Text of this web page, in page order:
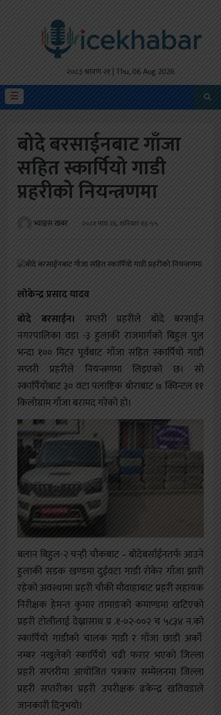
२०८३ श्रावण २१ | Thu, 06 Aug 2026
☰
मैथिली
प्रदेश
अर्थतंत्र
खेलकुद
बोदे बरसाईनबाट गाँजा
सहित स्कार्पियो गाडी
प्रहरीको नियन्त्रणमा
भ्वाइस खबर २०८१ माघ २६, शनिबार १३:५५
लोकेन्द्र प्रसाद यादव
बोदे बरसाईन। सप्तरी प्रहरीले बोदे बरसाईन
नगरपालिका वडा -३ हुलाकी राजमार्गको बिहुल पुल
भन्दा १०० मिटर पूर्वबाट गाँजा सहित स्कार्पियो गाडी
सप्तरी प्रहरीले नियन्त्रणमा लिइएको छ। सो
स्कार्पियोबाट ३० वटा पलाष्टिक बोराबाट ७ क्विन्टल ११
किलोग्राम गाँजा बरामद गरेको हो।
बलान बिहुल-२ चन्ही चा‌ैकबाट – बोदेबर्साईनतर्फ आउने
हुलाकी सडक खण्डमा दुईवटा गाडी रोकेर गाँजा झारी
रहेको अवस्थामा प्रहरी चाैकी मौवाहाबाट प्रहरी सहायक
निरीक्षक हेमन्त कुमार तामाङको कमाण्डमा खटिएको
प्रहरी टोलीलाई देख्नासाथ प्र .१-०२-००२ च ५८३४ न.को
स्कार्पियो गाडीको चालक गाडी र गाँजा छाडी अर्को
नम्बर नखुलेको स्कार्पियो चढी फरार भएको जिल्ला
प्रहरी सप्तरीमा आयोजित पत्रकार सम्मेलनमा जिल्ला
प्रहरी सप्तरीका प्रहरी उपरीक्षक ढकेन्द्र खतिवडाले
जानकारी दिनुभयो।